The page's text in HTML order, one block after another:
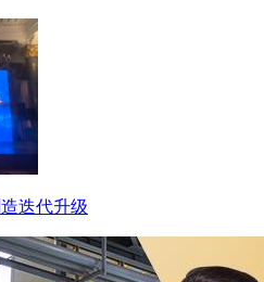
迭代升级